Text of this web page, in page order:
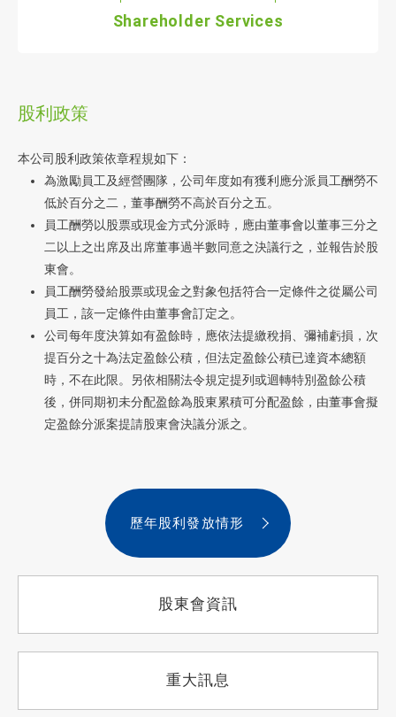
Shareholder Services
股利政策
本公司股利政策依章程規如下：
為激勵員工及經營團隊，公司年度如有獲利應分派員工酬勞不
低於百分之二，董事酬勞不高於百分之五。
員工酬勞以股票或現金方式分派時，應由董事會以董事三分之
二以上之出席及出席董事過半數同意之決議行之，並報告於股
東會。
員工酬勞發給股票或現金之對象包括符合一定條件之從屬公司
員工，該一定條件由董事會訂定之。
公司每年度決算如有盈餘時，應依法提繳稅捐、彌補虧損，次
提百分之十為法定盈餘公積，但法定盈餘公積已達資本總額
時，不在此限。另依相關法令規定提列或迴轉特別盈餘公積
後，併同期初未分配盈餘為股東累積可分配盈餘，由董事會擬
定盈餘分派案提請股東會決議分派之。
歷年股利發放情形
股東會資訊
重大訊息